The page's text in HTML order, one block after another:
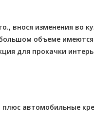
внося изменения во
объеме
для прокачки
автомобильные